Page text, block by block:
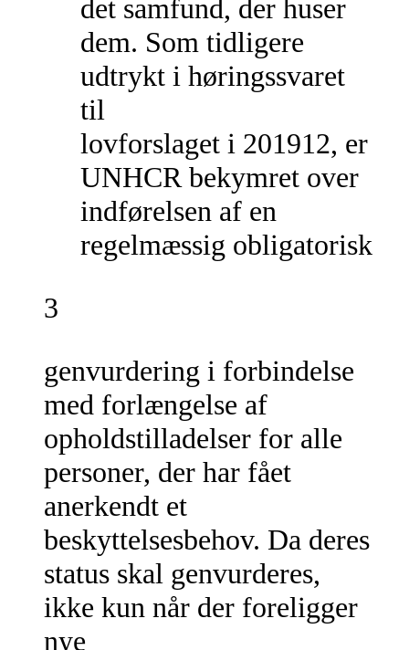
det samfund, der huser
dem. Som tidligere
udtrykt i høringssvaret
til
lovforslaget i 201912, er
UNHCR bekymret over
indførelsen af en
regelmæssig obligatorisk
3
genvurdering i forbindelse
med forlængelse af
opholdstilladelser for alle
personer, der har fået
anerkendt et
beskyttelsesbehov. Da deres
status skal genvurderes,
ikke kun når der foreligger
nye